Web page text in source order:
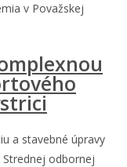
v Považskej
a stavebné úpravy
odbornej